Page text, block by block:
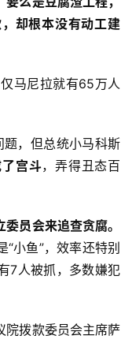
却根本没有动工建
马尼拉就有65万人
，但总统小马科斯
宫斗，弄得丑态百
员会来追查贪腐。
小鱼”，效率还特别
7人被抓，多数嫌犯
院拨款委员会主席萨